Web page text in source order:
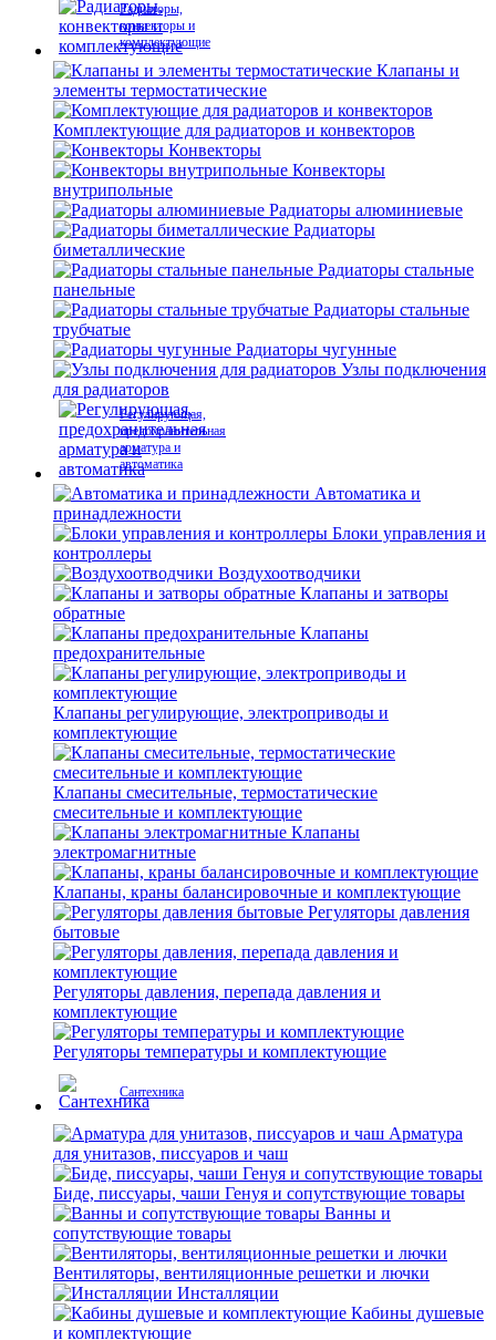
Радиаторы,
конвекторы и
комплектующие
Клапаны и
элементы термостатические
Комплектующие для радиаторов и конвекторов
Конвекторы
Конвекторы
внутрипольные
Радиаторы алюминиевые
Радиаторы
биметаллические
Радиаторы стальные
панельные
Радиаторы стальные
трубчатые
Радиаторы чугунные
Узлы подключения
для радиаторов
Регулирующая,
предохранительная
арматура и
автоматика
Автоматика и
принадлежности
Блоки управления и
контроллеры
Воздухоотводчики
Клапаны и затворы
обратные
Клапаны
предохранительные
Клапаны регулирующие, электроприводы и
комплектующие
Клапаны смесительные, термостатические
смесительные и комплектующие
Клапаны
электромагнитные
Клапаны, краны балансировочные и комплектующие
Регуляторы давления
бытовые
Регуляторы давления, перепада давления и
комплектующие
Регуляторы температуры и комплектующие
Сантехника
Арматура
для унитазов, писсуаров и чаш
Биде, писсуары, чаши Генуя и сопутствующие товары
Ванны и
сопутствующие товары
Вентиляторы, вентиляционные решетки и лючки
Инсталляции
Кабины душевые
и комплектующие